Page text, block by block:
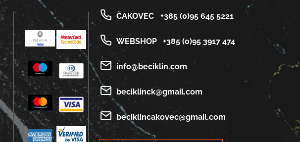
ČAKOVEC +385 (0)95 645 5221
WEBSHOP +385 (0)95 3917 474
info@beciklin.com
beciklinck@gmail.com
beciklincakovec@gmail.com